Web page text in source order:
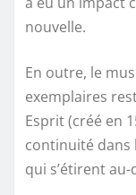
nouvelle.
En outre, le
exemplaires
Esprit (créé en
continuité dans
qui s’étirent